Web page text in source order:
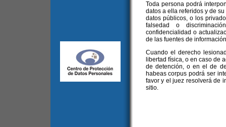
Toda persona podrá
datos a ella referidos y de
datos públicos, o los
falsedad o
confidencialidad o
de las fuentes de
Cuando el derecho
libertad física, o en caso de
de detención, o en el de
habeas corpus podrá ser
favor y el juez resolverá de
sitio.